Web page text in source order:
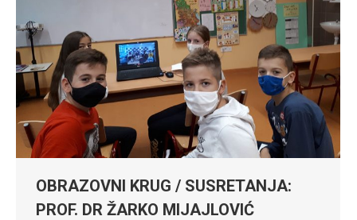
OBRAZOVNI KRUG / SUSRETANJA:
PROF. DR ŽARKO MIJAJLOVIĆ